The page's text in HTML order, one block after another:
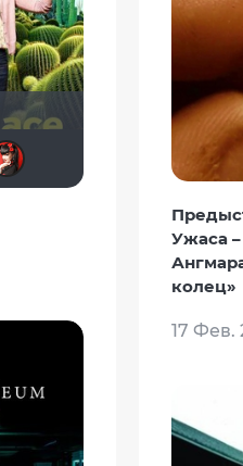
Asmodeysan
Ужаса
колец»
17 Фев.